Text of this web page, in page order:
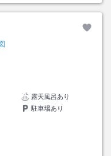
露天風呂あり
駐車場あり